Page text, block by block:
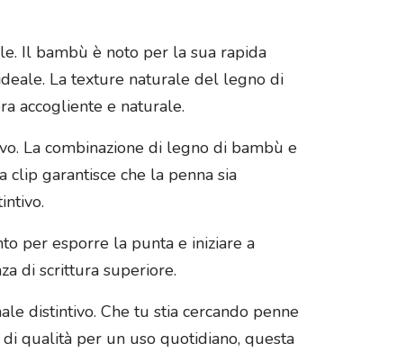
Il bambù è noto per la sua rapida
La texture naturale del legno di
accogliente e naturale.
La combinazione di legno di bambù e
garantisce che la penna sia
per esporre la punta e iniziare a
di scrittura superiore.
distintivo. Che tu stia cercando penne
qualità per un uso quotidiano, questa